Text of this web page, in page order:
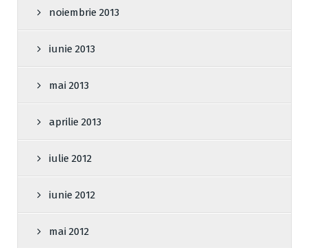
noiembrie 2013
iunie 2013
mai 2013
aprilie 2013
iulie 2012
iunie 2012
mai 2012